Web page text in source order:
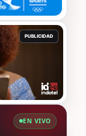
EN VIVO